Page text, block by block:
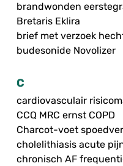
brandwonden
Bretaris Eklira
brief met verzoek
budesonide Novolizer
C
cardiovasculair
CCQ MRC ernst COPD
Charcot-voet
cholelithiasis acute
chronisch AF